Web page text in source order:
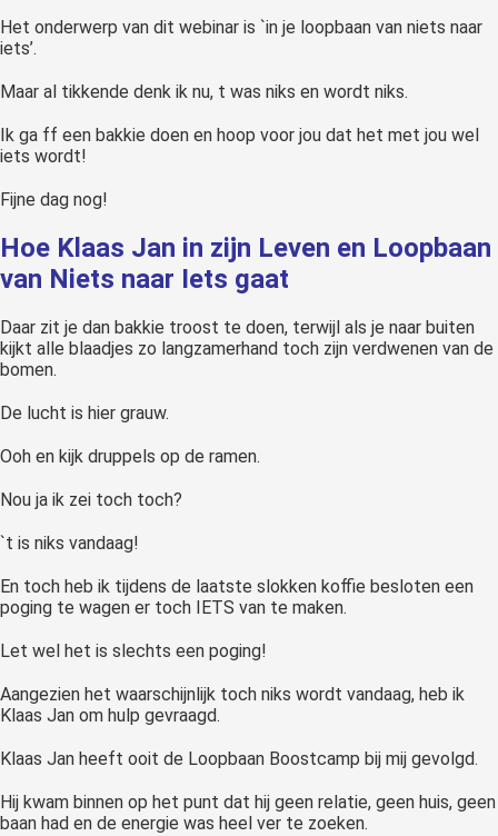
Het onderwerp van dit webinar is `in je loopbaan van niets naar
iets’.
Maar al tikkende denk ik nu, t was niks en wordt niks.
Ik ga ff een bakkie doen en hoop voor jou dat het met jou wel
iets wordt!
Fijne dag nog!
Hoe Klaas Jan in zijn Leven en Loopbaan
van Niets naar Iets gaat
Daar zit je dan bakkie troost te doen, terwijl als je naar buiten
kijkt alle blaadjes zo langzamerhand toch zijn verdwenen van de
bomen.
De lucht is hier grauw.
Ooh en kijk druppels op de ramen.
Nou ja ik zei toch toch?
`t is niks vandaag!
En toch heb ik tijdens de laatste slokken koffie besloten een
poging te wagen er toch IETS van te maken.
Let wel het is slechts een poging!
Aangezien het waarschijnlijk toch niks wordt vandaag, heb ik
Klaas Jan om hulp gevraagd.
Klaas Jan heeft ooit de Loopbaan Boostcamp bij mij gevolgd.
Hij kwam binnen op het punt dat hij geen relatie, geen huis, geen
baan had en de energie was heel ver te zoeken.